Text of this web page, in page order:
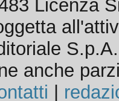
Licenza
anche